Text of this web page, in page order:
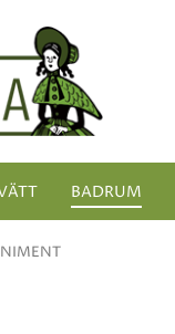
BADRUM